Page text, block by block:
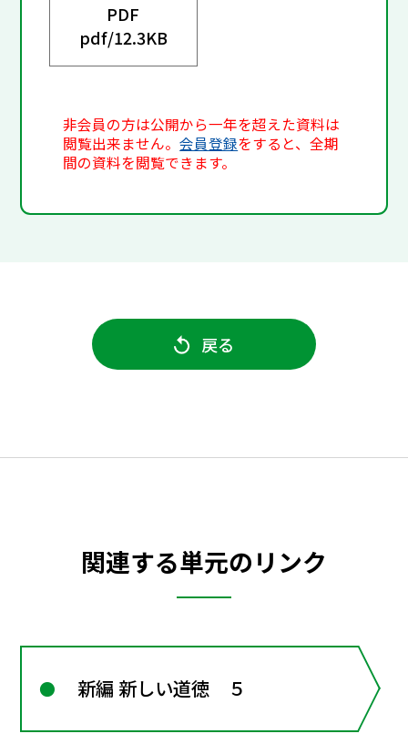
PDF
pdf/12.3KB
非会員の方は公開から一年を超えた資料は
閲覧出来ません。会員登録をすると、全期
間の資料を閲覧できます。
戻る
関連する単元のリンク
新編 新しい道徳 ５